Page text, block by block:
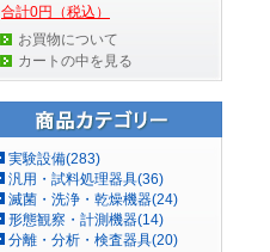
合計0円（税込）
お買物について
カートの中を見る
実験設備(283)
汎用・試料処理器具(36)
滅菌・洗浄・乾燥機器(24)
形態観察・計測機器(14)
分離・分析・検査器具(20)